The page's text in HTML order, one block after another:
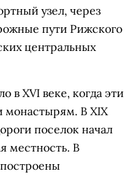
узел, через
пути Рижского
центральных
в XVI веке, когда эти
монастырям. В XIX
поселок начал
местность. В